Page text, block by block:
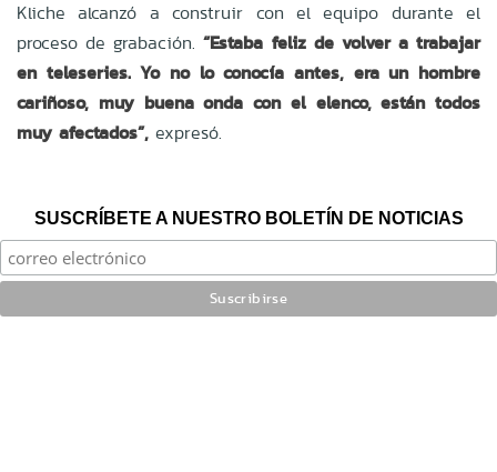
Kliche alcanzó a construir con el equipo durante el
proceso de grabación.“Estaba feliz de volver a trabajar
en teleseries. Yo no lo conocía antes, era un hombre
cariñoso, muy buena onda con el elenco, están todos
muy afectados”, expresó.
SUSCRÍBETE A NUESTRO BOLETÍN DE NOTICIAS